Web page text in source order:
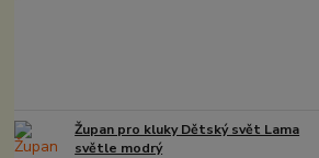
Župan pro kluky Dětský svět Lama
světle modrý